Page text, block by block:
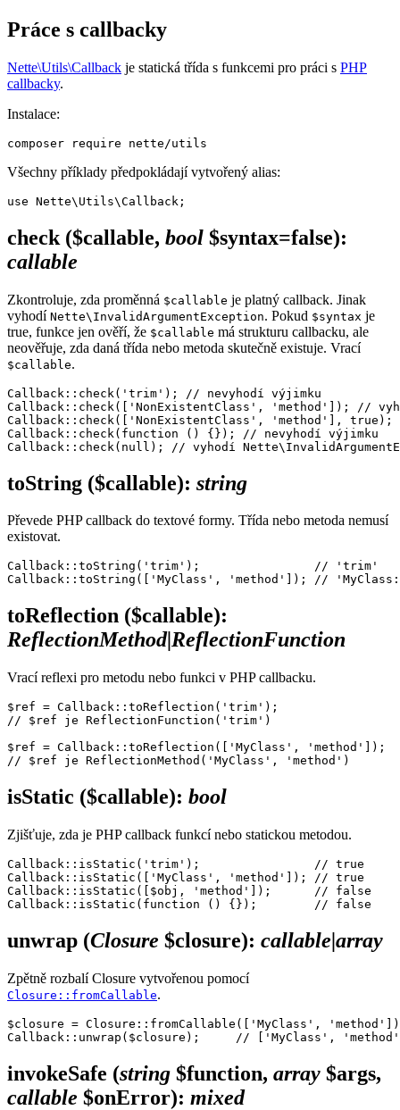
Práce s callbacky
Nette\Utils\Callback je statická třída s funkcemi pro práci s PHP
callbacky.
Instalace:
Všechny příklady předpokládají vytvořený alias:
check ($callable, bool $syntax=false):
callable
Zkontroluje, zda proměnná $callable je platný callback. Jinak
vyhodí Nette\InvalidArgumentException. Pokud $syntax je
true, funkce jen ověří, že $callable má strukturu callbacku, ale
neověřuje, zda daná třída nebo metoda skutečně existuje. Vrací
$callable.
Callback::check('trim'); // nevyhodí výjimku
Callback::check(['NonExistentClass', 'method']); //
Callback::check(['NonExistentClass', 'method'], true);
Callback::check(function () {}); // nevyhodí výjimku
toString ($callable): string
Převede PHP callback do textové formy. Třída nebo metoda nemusí
existovat.
Callback::toString('trim');                // 'trim'
toReflection ($callable):
ReflectionMethod|ReflectionFunction
Vrací reflexi pro metodu nebo funkci v PHP callbacku.
$ref = Callback::toReflection('trim');
// $ref je ReflectionFunction('trim')
$ref = Callback::toReflection(['MyClass', 'method']);
isStatic ($callable): bool
Zjišťuje, zda je PHP callback funkcí nebo statickou metodou.
Callback::isStatic('trim');                // true
Callback::isStatic(['MyClass', 'method']); // true
Callback::isStatic([$obj, 'method']);      // false
unwrap (Closure $closure): callable|array
Zpětně rozbalí Closure vytvořenou pomocí
Closure::fromCallable.
$closure = Closure::fromCallable(['MyClass',
invokeSafe (string $function, array $args,
callable $onError): mixed